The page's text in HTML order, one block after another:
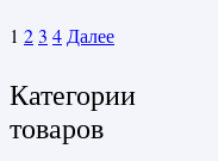
1 23 4 Далее
Категории
товаров